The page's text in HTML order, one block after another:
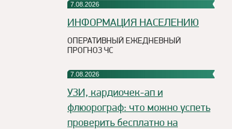
7.08.2026
ИНФОРМАЦИЯ НАСЕЛЕНИЮ
ОПЕРАТИВНЫЙ ЕЖЕДНЕВНЫЙ
ПРОГНОЗ ЧС
7.08.2026
УЗИ, кардиочек-ап и
флюорограф: что можно успеть
проверить бесплатно на